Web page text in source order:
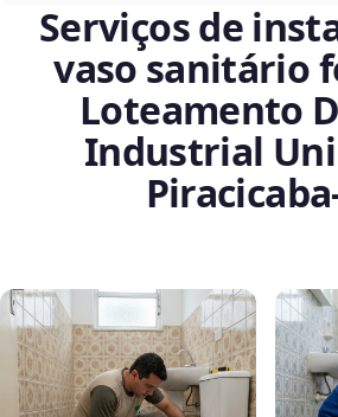
Serviços de
vaso sanitário
Loteamento
Industrial